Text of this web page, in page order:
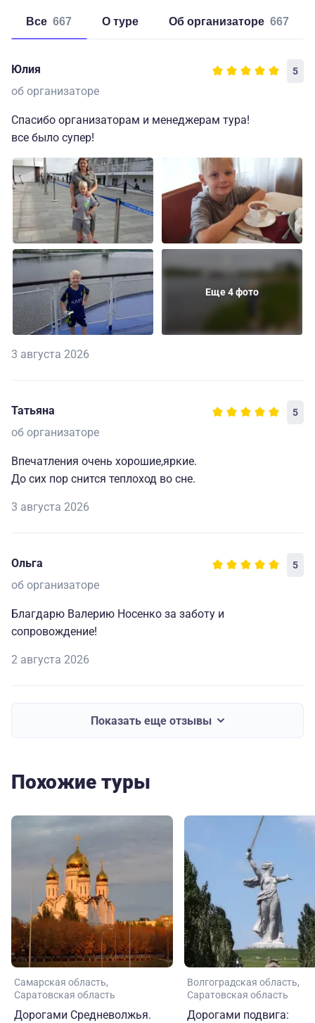
Все 667 о туре об организаторе 667
Юлия 5
об организаторе
Спасибо организаторам и менеджерам тура!
все было супер!
Еще 4 фото
3 августа 2026
Татьяна 5
об организаторе
Впечатления очень хорошие,яркие.
До сих пор снится теплоход во сне.
3 августа 2026
Ольга 5
об организаторе
Благдарю Валерию Носенко за заботу и
сопровождение!
2 августа 2026
Показать еще отзывы
Похожие туры
Самарская область
Саратовская область
Дорогами Средневолжья.
Волгоградская область
Саратовская область
Дорогами подвига: